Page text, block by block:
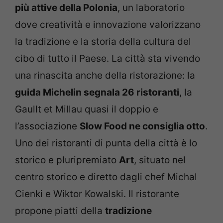
più attive della Polonia, un laboratorio
dove creatività e innovazione valorizzano
la tradizione e la storia della cultura del
cibo di tutto il Paese. La città sta vivendo
una rinascita anche della ristorazione: la
guida Michelin segnala 26 ristoranti, la
Gaullt et Millau quasi il doppio e
l’associazione Slow Food ne consiglia otto.
Uno dei ristoranti di punta della città è lo
storico e pluripremiato Art, situato nel
centro storico e diretto dagli chef Michal
Cienki e Wiktor Kowalski. Il ristorante
propone piatti della tradizione